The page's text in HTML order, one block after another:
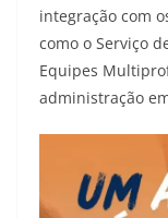
integração com
como o Serviço
Equipes
administração